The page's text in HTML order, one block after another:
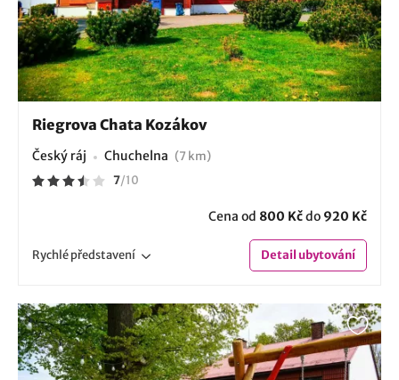
Riegrova Chata Kozákov
Český ráj Chuchelna (7 km)
7/10
Cena od 800 Kčdo 920 Kč
Rychlépředstavení Detailubytování